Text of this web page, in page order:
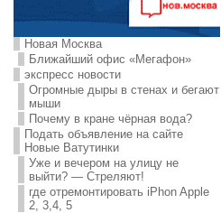
Новая Москва
Ближайший офис «Мегафон»
экспресс новости
Огромные дыры в стенах и бегают
мыши
Почему в кране чёрная вода?
Подать объявление на сайте
Новые Ватутинки
Уже и вечером на улицу не
выйти? — Стреляют!
где отремонтировать iPhon Apple
2, 3,4, 5